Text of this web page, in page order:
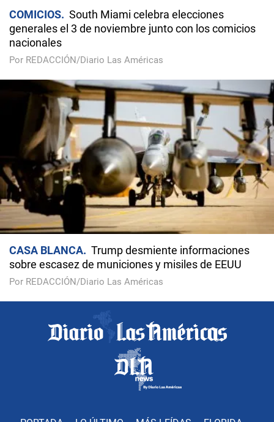
COMICIOS
South Miami celebra elecciones
generales el 3 de noviembre junto con los comicios
nacionales
Por REDACCIÓN/Diario Las Américas
CASA BLANCA
Trump desmiente informaciones
sobre escasez de municiones y misiles de EEUU
Por REDACCIÓN/Diario Las Américas